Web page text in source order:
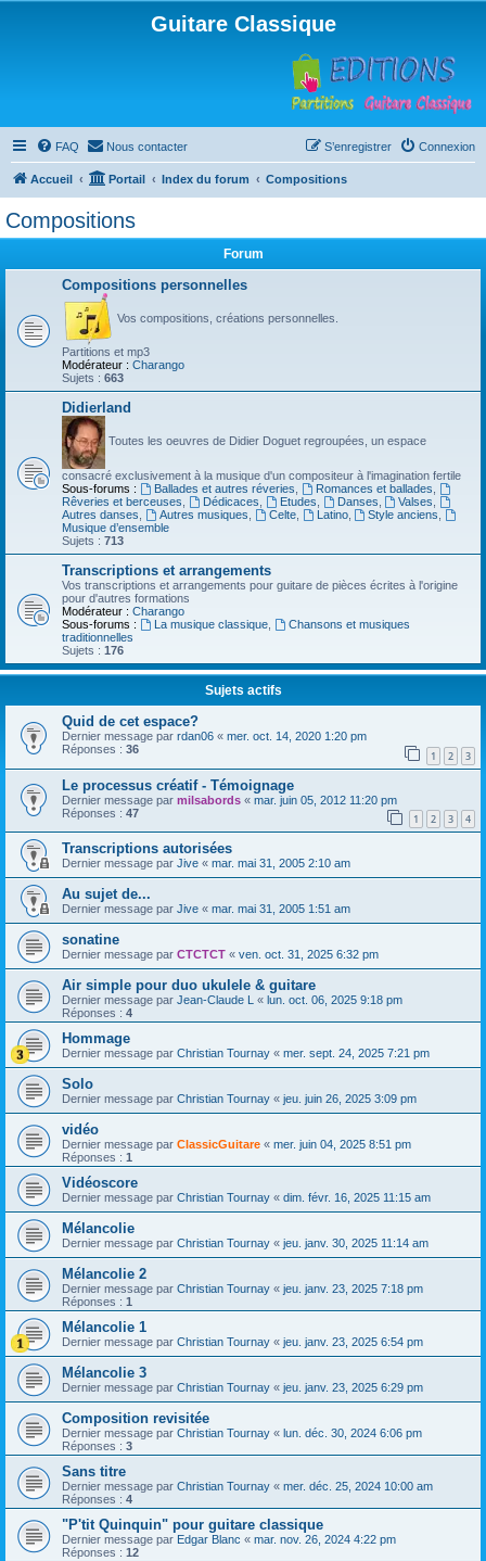
Guitare Classique
FAQ Nous contacter Connexion
S’enregistrer
Accueil Portail Index du forum Compositions
Compositions
Forum
Compositions personnelles
Vos compositions, créations personnelles.
Partitions et mp3
Modérateur : Charango
Sujets : 663
Didierland
Toutes les oeuvres de Didier Doguet regroupées, un espace
consacré exclusivement à la musique d'un compositeur à l'imagination fertile
Sous-forums :
Ballades et autres réveries Romances et ballades
Rêveries et berceuses
Dédicaces Etudes Danses Valses
Autres danses
Autres musiques Celte, Latino, Style anciens
Musique d’ensemble
Sujets : 713
Transcriptions et arrangements
Vos transcriptions et arrangements pour guitare de pièces écrites à l'origine
pour d'autres formations
Modérateur : Charango
Sous-forums :
La musique classique,
Chansons et musiques
traditionnelles
Sujets : 176
Sujets actifs
Quid de cet espace?
Dernier message par rdan06 « mer. oct. 14, 2020 1:20 pm
Réponses : 36 1 2 3
Le processus créatif - Témoignage
Dernier message par milsabords « mar. juin 05, 2012 11:20 pm
Réponses : 47 1 2 3 4
Transcriptions autorisées
Dernier message par Jive « mar. mai 31, 2005 2:10 am
Au sujet de...
Dernier message par Jive « mar. mai 31, 2005 1:51 am
sonatine
Dernier message par CTCTCT « ven. oct. 31, 2025 6:32 pm
Air simple pour duo ukulele & guitare
Dernier message par Jean-Claude L « lun. oct. 06, 2025 9:18 pm
Réponses : 4
Hommage
Dernier message par Christian Tournay « mer. sept. 24, 2025 7:21 pm
Solo
Dernier message par Christian Tournay « jeu. juin 26, 2025 3:09 pm
vidéo
Dernier message par ClassicGuitare « mer. juin 04, 2025 8:51 pm
Réponses : 1
Vidéoscore
Dernier message par Christian Tournay « dim. févr. 16, 2025 11:15 am
Mélancolie
Dernier message par Christian Tournay « jeu. janv. 30, 2025 11:14 am
Mélancolie 2
Dernier message par Christian Tournay « jeu. janv. 23, 2025 7:18 pm
Réponses : 1
Mélancolie 1
Dernier message par Christian Tournay « jeu. janv. 23, 2025 6:54 pm
Mélancolie 3
Dernier message par Christian Tournay « jeu. janv. 23, 2025 6:29 pm
Composition revisitée
Dernier message par Christian Tournay « lun. déc. 30, 2024 6:06 pm
Réponses : 3
Sans titre
Dernier message par Christian Tournay « mer. déc. 25, 2024 10:00 am
Réponses : 4
"P'tit Quinquin" pour guitare classique
Dernier message par Edgar Blanc « mar. nov. 26, 2024 4:22 pm
Réponses : 12